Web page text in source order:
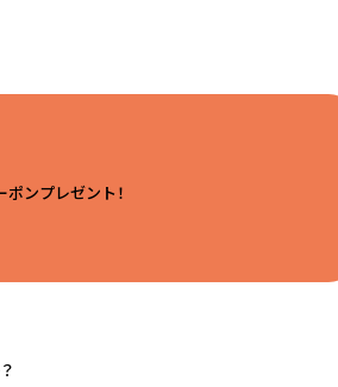
ンプレゼント！